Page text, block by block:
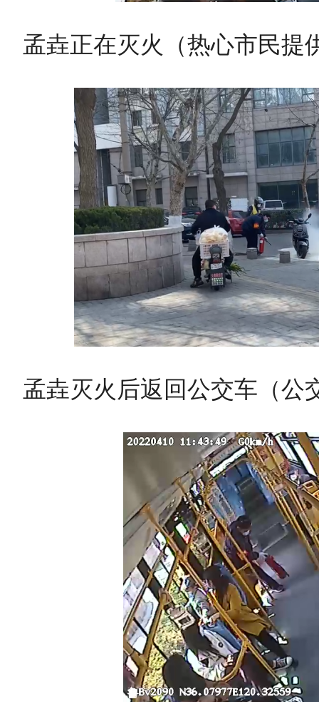
孟垚正在灭火（热心市民提
孟垚灭火后返回公交车（公